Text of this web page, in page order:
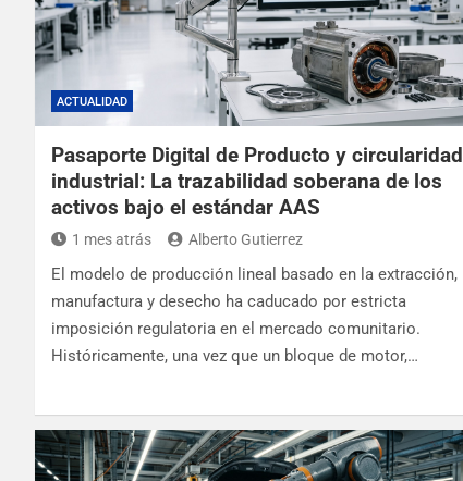
ACTUALIDAD
Pasaporte Digital de Producto y circularidad
industrial: La trazabilidad soberana de los
activos bajo el estándar AAS
1 mes atrás Alberto Gutierrez
El modelo de producción lineal basado en la extracción,
manufactura y desecho ha caducado por estricta
imposición regulatoria en el mercado comunitario.
Históricamente, una vez que un bloque de motor,…